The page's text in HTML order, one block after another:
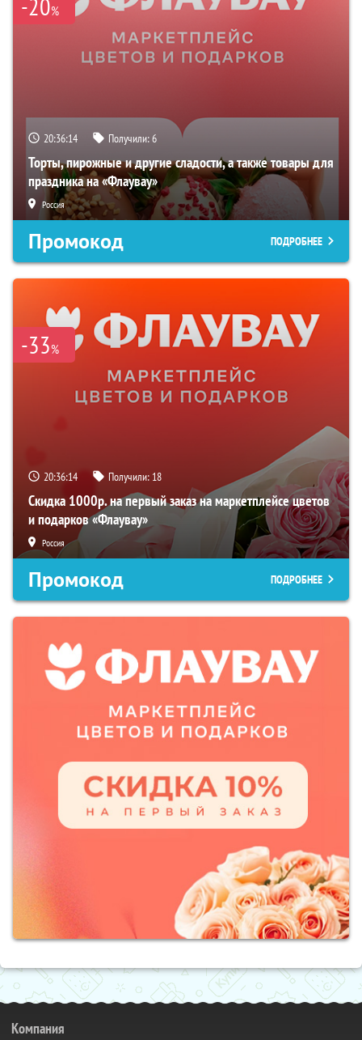
%
20:36:14 Получили:6
Торты, пирожные и другие сладости, а также товары для
праздника на «Флаувау»
Россия
Промокод ПОДРОБНЕЕ
-33%
20:36:14 Получили: 18
Скидка 1000р. на первый заказ на маркетплейсе цветов
и подарков «Флаувау»
Россия
Промокод ПОДРОБНЕЕ
Компания